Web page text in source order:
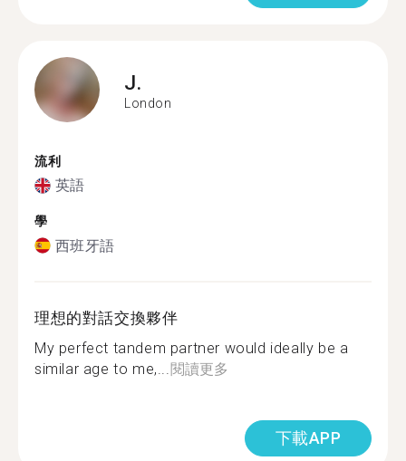
J.
London
流利
英語
學
西班牙語
理想的對話交換夥伴
My perfect tandem partner would ideally be a
similar age to me,... 閱讀更多
下載APP